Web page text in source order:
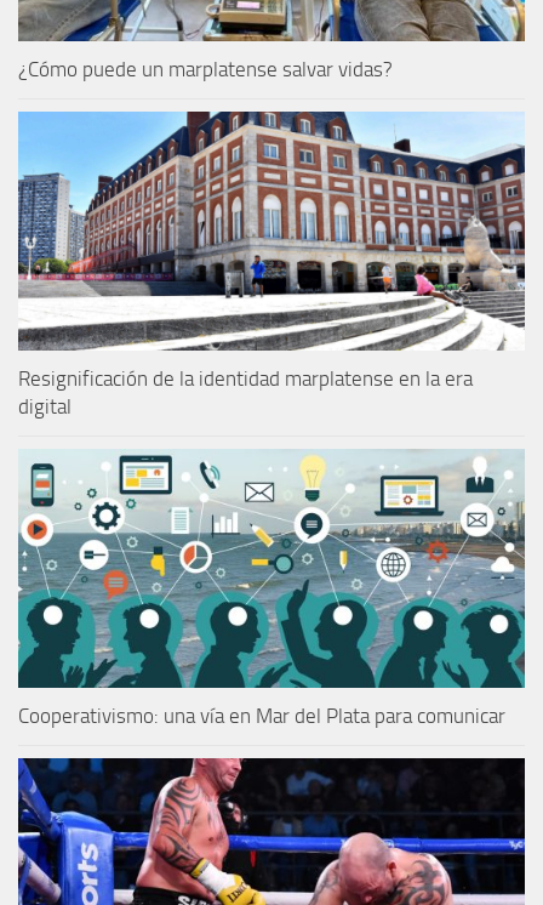
¿Cómo puede un marplatense salvar vidas?
Resignificación de la identidad marplatense en la era
digital
Cooperativismo: una vía en Mar del Plata para comunicar